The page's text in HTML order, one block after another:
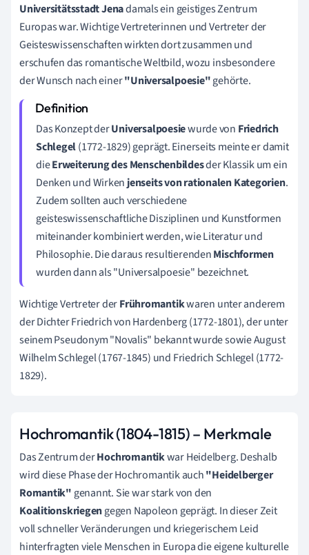
Universitätsstadt Jenadamals ein geistiges Zentrum
Europas war. Wichtige Vertreterinnen und Vertreter der
Geisteswissenschaften wirkten dort zusammen und
erschufen das romantische Weltbild, wozu insbesondere
der Wunsch nach einer"Universalpoesie"gehörte.
Das Konzept derUniversalpoesiewurde von Friedrich
Schlegel(1772-1829) geprägt. Einerseits meinte er damit
dieErweiterung des Menschenbildesder Klassik um ein
Denken und Wirken jenseits von rationalen Kategorien.
Zudem sollten auch verschiedene
geisteswissenschaftliche Disziplinen und Kunstformen
miteinander kombiniert werden, wie Literatur und
Philosophie. Die daraus resultierendenMischformen
wurden dann als "Universalpoesie" bezeichnet.
Wichtige Vertreter derFrühromantikwaren unter anderem
der Dichter Friedrich von Hardenberg (1772-1801), der unter
seinem Pseudonym "Novalis" bekannt wurde sowie August
Wilhelm Schlegel (1767-1845) und Friedrich Schlegel (1772-
1829).
Hochromantik (1804-1815) – Merkmale
Das Zentrum derHochromantikwar Heidelberg. Deshalb
wird diese Phase der Hochromantik auch"Heidelberger
Romantik" genannt. Sie war stark von den
Koalitionskriegengegen Napoleon geprägt. In dieser Zeit
voll schneller Veränderungen und kriegerischem Leid
hinterfragten viele Menschen in Europa die eigene kulturelle